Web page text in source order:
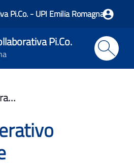
Pi.Co. - UPI Emilia Romagna
Pi.Co.
Modulo Operativo Formazione